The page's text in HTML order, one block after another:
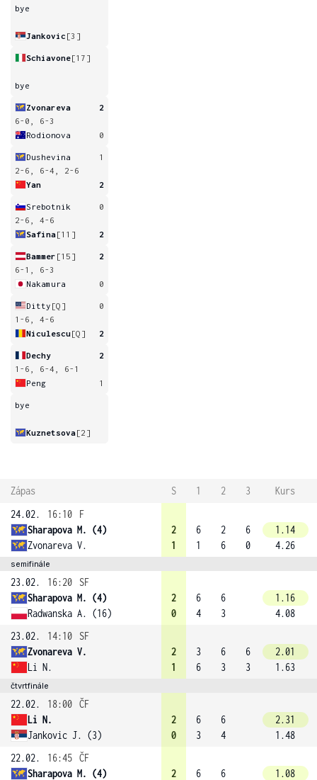
bye
Jankovic [3]
Schiavone[17]
bye
Zvonareva
2
6-0, 6-3
Rodionova
0
Dushevina
1
2-6, 6-4, 2-6
Yan
2
Srebotnik
0
2-6, 4-6
Safina[11] 2
Bammer [15]
2
6-1, 6-3
Nakamura
0
Ditty [Q]
0
1-6, 4-6
Niculescu[Q] 2
Dechy
2
1-6, 6-4, 6-1
Peng
1
bye
Kuznetsova[2]
Zápas S 1 2 3
Kurs
24.02.
16:10
F
Sharapova M. (4)
Zvonareva V.
2
1
6
1
2
6
6
0
1.14
4.26
semifinále
23.02. 16:20
SF
Sharapova M. (4)
Radwanska A. (16)
2
0
6
4
6
3
1.16
4.08
23.02.
14:10
SF
Zvonareva V.
Li N.
2
1
3
6
6
3
6
3
2.01
1.63
čtvrtfinále
22.02. 18:00 ČF
Li N.
Jankovic J. (3)
2
0
6
3
6
4
2.31
1.48
22.02.
16:45 ČF
Sharapova M. (4)
2 6 6 1.08